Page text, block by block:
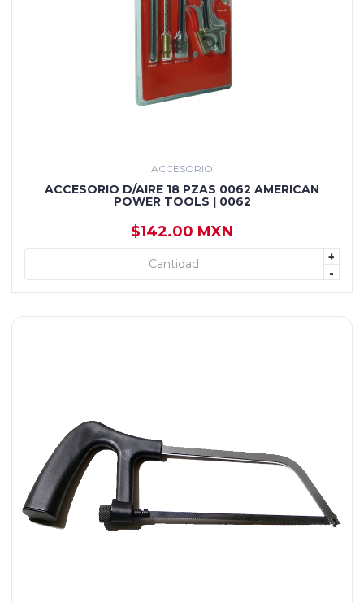
ACCESORIO
ACCESORIO D/AIRE 18 PZAS 0062 AMERICAN
POWER TOOLS | 0062
$142.00 MXN
+
-
+ AGREGAR